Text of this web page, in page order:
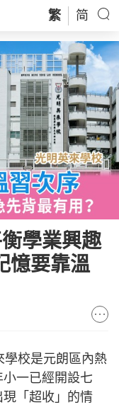
繁 简
學業興趣
憶要靠溫
學校是元朗區內熱
一已經開設七
「超收」的情